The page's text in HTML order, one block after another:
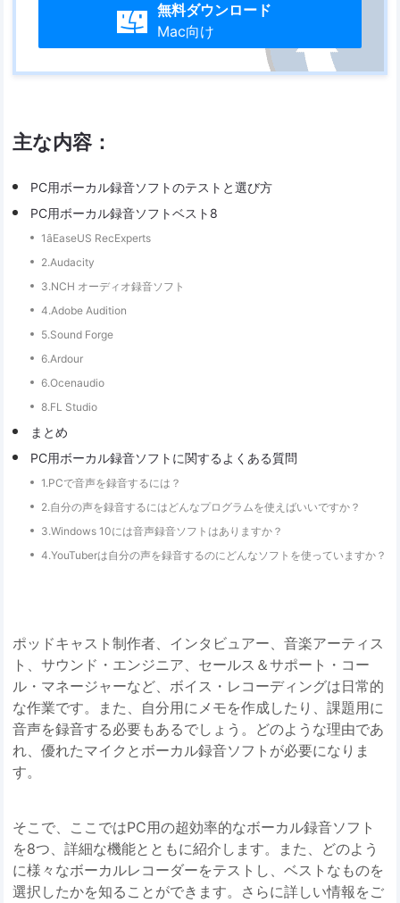

無料ダウンロード
Mac向け
主な内容：
PC用ボーカル録音ソフトのテストと選び方
PC用ボーカル録音ソフトベスト8
1️ȃEaseUS RecExperts
2️.Audacity
3.NCH オーディオ録音ソフト
4️.Adobe Audition
5.Sound Forge
6️.Ardour
6.Ocenaudio
8.FL Studio
まとめ
PC用ボーカル録音ソフトに関するよくある質問
1.PCで音声を録音するには？
2.自分の声を録音するにはどんなプログラムを使えばいいですか？
3.Windows 10には音声録音ソフトはありますか？
4.YouTuberは自分の声を録音するのにどんなソフトを使っていますか？
ポッドキャスト制作者、インタビュアー、音楽アーティス
ト、サウンド・エンジニア、セールス＆サポート・コー
ル・マネージャーなど、ボイス・レコーディングは日常的
な作業です。また、自分用にメモを作成したり、課題用に
音声を録音する必要もあるでしょう。どのような理由であ
れ、優れたマイクとボーカル録音ソフトが必要になりま
す。
そこで、ここではPC用の超効率的なボーカル録音ソフト
を8つ、詳細な機能とともに紹介します。また、どのよう
に様々なボーカルレコーダーをテストし、ベストなものを
選択したかを知ることができます。さらに詳しい情報をご